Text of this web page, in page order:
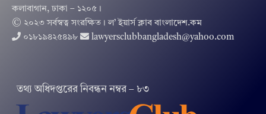
কলাবাগান, ঢাকা – ১২০৫।
© ২০২৩ সর্বস্বত্ব সংরক্ষিত । ল’ ইয়ার্স ক্লাব বাংলাদেশ.কম
০১৮১৯৪২৫৪৯৮
lawyersclubbangladesh@yahoo.com
তথ‌্য অ‌ধিদপ্ত‌রের নিবন্ধন নম্বর – ৮৩